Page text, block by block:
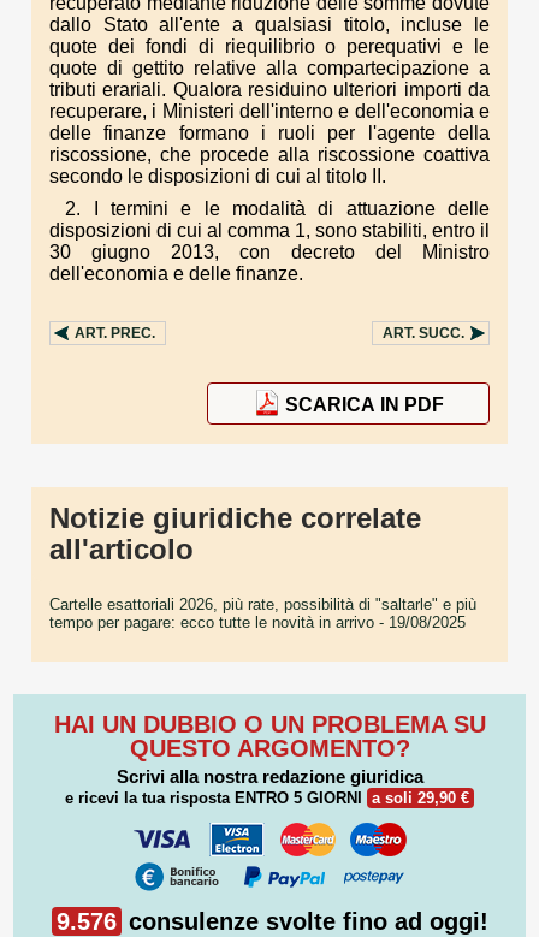
dallo Stato all'ente a qualsiasi titolo, incluse le
quote dei fondi di riequilibrio o perequativi e le
quote di gettito relative alla compartecipazione a
tributi erariali. Qualora residuino ulteriori importi da
recuperare, i Ministeri dell'interno e dell'economia e
delle finanze formano i ruoli per l'agente della
riscossione, che procede alla riscossione coattiva
secondo le disposizioni di cui al titolo II.
2. I termini e le modalità di attuazione delle
disposizioni di cui al comma 1, sono stabiliti, entro il
30 giugno 2013, con decreto del Ministro
dell'economia e delle finanze.
ART. PREC. ART. SUCC.
SCARICA IN PDF
Notizie giuridiche correlate
all'articolo
Cartelle esattoriali 2026, più rate, possibilità di "saltarle" e più
tempo per pagare: ecco tutte le novità in arrivo - 19/08/2025
HAI UN DUBBIO O UN PROBLEMA SU
QUESTO ARGOMENTO?
Scrivi alla nostra redazione giuridica
e ricevi la tua risposta ENTRO 5 GIORNI a soli 29,90 €
9.576 consulenze svolte fino ad oggi!